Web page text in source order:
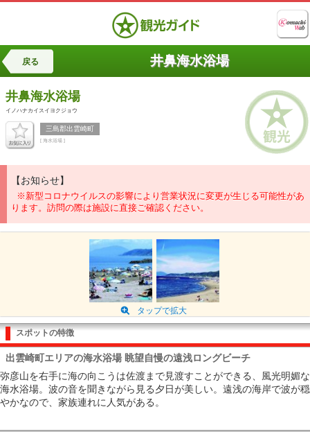
戻る 井鼻海水浴場
井鼻海水浴場
イノハナカイスイヨクジョウ
三島郡出雲崎町
[ 海水浴場 ]
【お知らせ】
※新型コロナウイルスの影響により営業状況に変更が生じる可能性があ
ります。訪問の際は施設に直接ご確認ください。
タップで拡大
スポットの特徴
出雲崎町エリアの海水浴場 眺望自慢の遠浅ロングビーチ
弥彦山を右手に海の向こうは佐渡まで見渡すことができる、風光明媚な
海水浴場。波の音を聞きながら見る夕日が美しい。遠浅の海岸で波が穏
やかなので、家族連れに人気がある。